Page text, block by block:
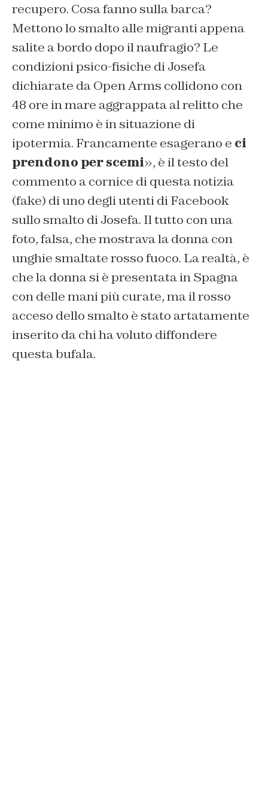
recupero. Cosa fanno sulla barca?
Mettono lo smalto alle migranti appena
salite a bordo dopo il naufragio? Le
condizioni psico-fisiche di Josefa
dichiarate da Open Arms collidono con
48 ore in mare aggrappata al relitto che
come minimo è in situazione di
ipotermia. Francamente esagerano e ci
prendono per scemi», è il testo del
commento a cornice di questa notizia
(fake) di uno degli utenti di Facebook
sullo smalto di Josefa. Il tutto con una
foto, falsa, che mostrava la donna con
unghie smaltate rosso fuoco. La realtà, è
che la donna si è presentata in Spagna
con delle mani più curate, ma il rosso
acceso dello smalto è stato artatamente
inserito da chi ha voluto diffondere
questa bufala.